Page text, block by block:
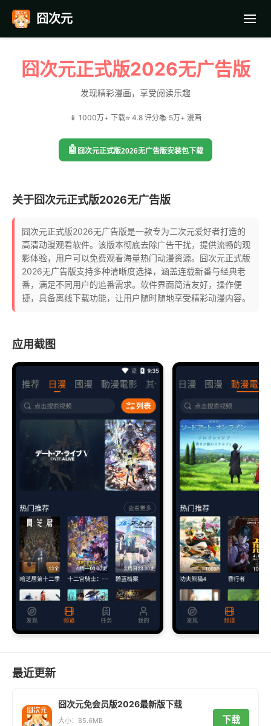
囧次元
囧次元正式版2026无广告版
发现精彩漫画，享受阅读乐趣
📱 1000万+ 下载⭐ 4.8 评分📚 5万+ 漫画
🤖 囧次元正式版2026无广告版安装包下载
关于囧次元正式版2026无广告版
囧次元正式版2026无广告版是一款专为二次元爱好者打造的
高清动漫观看软件。该版本彻底去除广告干扰，提供流畅的观
影体验，用户可以免费观看海量热门动漫资源。囧次元正式版
2026无广告版支持多种清晰度选择，涵盖连载新番与经典老
番，满足不同用户的追番需求。软件界面简洁友好，操作便
捷，具备离线下载功能，让用户随时随地享受精彩动漫内容。
应用截图
最近更新
囧次元免会员版2026最新版下载
大小：85.6MB
下载